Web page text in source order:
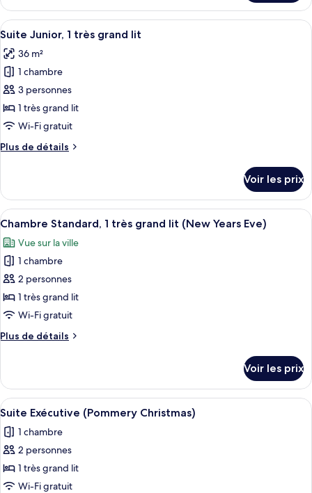
lits
une
place
(Plus)
le
type
de
Chambre
Exécutive,
lits
une
place
(Plus)
Afficher
toutes
les
photos
pour
ce
type
chambre :
très
grand
lit
Une chambre d’hôtel moderne
10
Suite Junior, 1 très grand lit
36 m²
1 chambre
3 personnes
1 très grand lit
Wi-Fi gratuit
Plus de détails
Plus
le
type
de
Suite
Junior,
très
grand
lit
Voir les prix
Afficher
toutes
les
photos
pour
ce
type
chambre :
très
grand
lit
(New
Years
Eve)
Une chambre d’hôtel avec un
12
Chambre Standard, 1 très grand lit (New Years Eve)
Vue sur la ville
1 chambre
2 personnes
1 très grand lit
Wi-Fi gratuit
Plus de détails
Plus
le
type
de
Chambre
Standard,
très
grand
Voir les prix
Afficher
toutes
les
photos
pour
ce
Un salon avec un canapé, des
6
Suite Exécutive (Pommery Christmas)
1 chambre
2 personnes
1 très grand lit
Wi-Fi gratuit